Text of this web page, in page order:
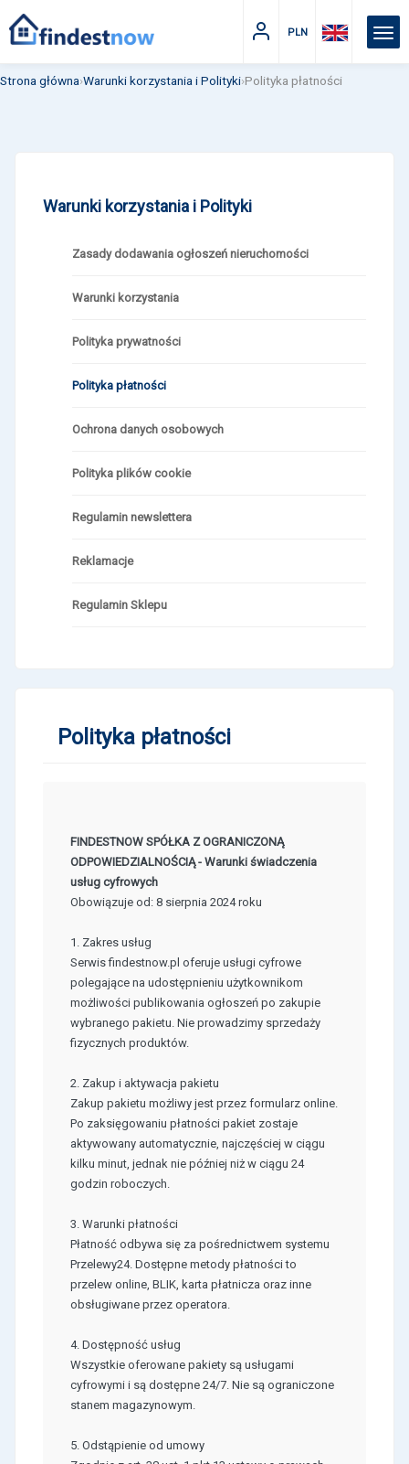
PLN
Strona główna›Warunki korzystania i Polityki›Polityka płatności
Warunki korzystania i Polityki
Zasady dodawania ogłoszeń nieruchomości
Warunki korzystania
Polityka prywatności
Polityka płatności
Ochrona danych osobowych
Polityka plików cookie
Regulamin newslettera
Reklamacje
Regulamin Sklepu
Polityka płatności
FINDESTNOW SPÓŁKA Z OGRANICZONĄ
ODPOWIEDZIALNOŚCIĄ - Warunki świadczenia
usług cyfrowych
Obowiązuje od: 8 sierpnia 2024 roku
1. Zakres usług
Serwis findestnow.pl oferuje usługi cyfrowe
polegające na udostępnieniu użytkownikom
możliwości publikowania ogłoszeń po zakupie
wybranego pakietu. Nie prowadzimy sprzedaży
fizycznych produktów.
2. Zakup i aktywacja pakietu
Zakup pakietu możliwy jest przez formularz online.
Po zaksięgowaniu płatności pakiet zostaje
aktywowany automatycznie, najczęściej w ciągu
kilku minut, jednak nie później niż w ciągu 24
godzin roboczych.
3. Warunki płatności
Płatność odbywa się za pośrednictwem systemu
Przelewy24. Dostępne metody płatności to
przelew online, BLIK, karta płatnicza oraz inne
obsługiwane przez operatora.
4. Dostępność usług
Wszystkie oferowane pakiety są usługami
cyfrowymi i są dostępne 24/7. Nie są ograniczone
stanem magazynowym.
5. Odstąpienie od umowy